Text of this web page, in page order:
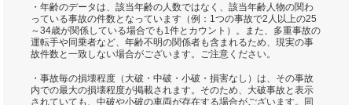
・年齢のデータは、該当年齢の人数ではなく、該当年齢人物の関わ
っている事故の件数となっています（例：1つの事故で2人以上の25
～34歳が関係している場合でも1件とカウント）。また、多重事故の
運転手や同乗者など、年齢不明の関係者も含まれるため、現実の事
故件数と一致しない場合がございます。ご注意ください。
・事故毎の損壊程度（大破・中破・小破・損害なし）は、その事故
内での最大の損壊程度が掲載されます。そのため、大破事故と表示
されていても、中破や小破の車両が存在する場合がございます。同